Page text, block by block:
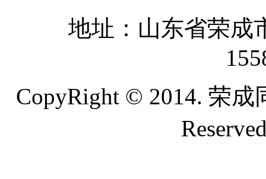
地址：山东省荣成
CopyRight © 2014. 荣